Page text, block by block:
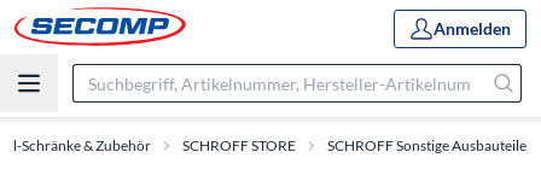
Anmelden
Schränke & Zubehör SCHROFF STORE SCHROFF Sonstige Ausbauteile